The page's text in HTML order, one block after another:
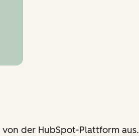
der HubSpot-Plattform aus.